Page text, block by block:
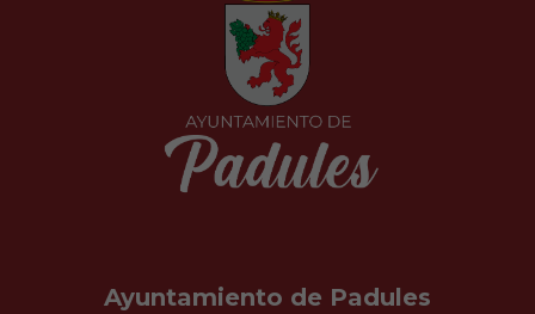
Ayuntamiento de Padules